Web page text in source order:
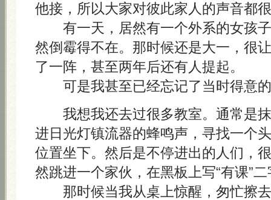
他接，所以大家对彼此家人的声音都
有一天，居然有一个外系的女孩子
然倒霉得不在。那时候还是大一，很
了一阵，甚至两年后还有人提起。
可是我甚至已经忘记了当时得意
我想我还去过很多教室。通常是抹
进日光灯镇流器的蜂鸣声，寻找一个
位置坐下。然后是不停进出的人们，
然跳进一个家伙，在黑板上写“有课”
那时候当我从桌上惊醒，匆忙擦去